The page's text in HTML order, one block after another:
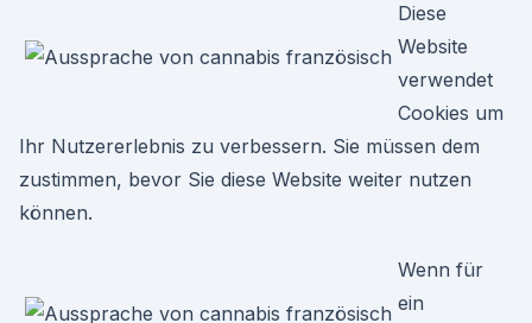
Diese
Website
verwendet
Cookies um
Ihr Nutzererlebnis zu verbessern. Sie müssen dem
zustimmen, bevor Sie diese Website weiter nutzen
können.
Wenn für
ein